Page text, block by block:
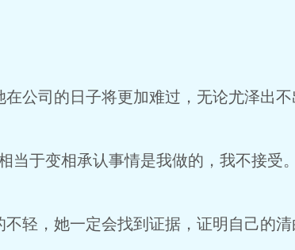
公司的日子将更加难过，无论尤泽出
当于变相承认事情是我做的，我不接受
轻，她一定会找到证据，证明自己的